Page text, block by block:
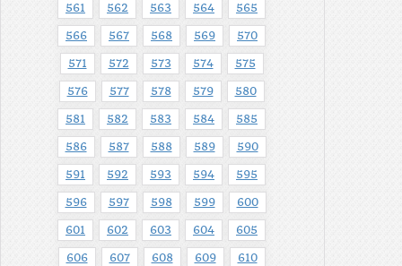
561 562 563 564 565
566 567 568 569 570
571 572 573 574 575
576 577 578 579 580
581 582 583 584 585
586 587 588 589 590
591 592 593 594 595
596 597 598 599 600
601 602 603 604 605
606 607 608 609 610